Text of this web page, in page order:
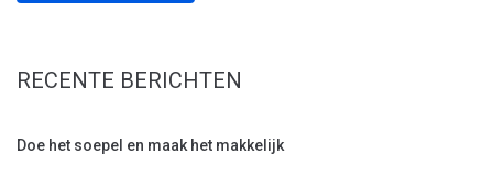
RECENTE BERICHTEN
Doe het soepel en maak het makkelijk